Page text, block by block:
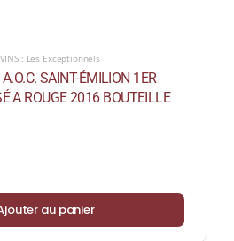
VINS : Les Exceptionnels
SAINT-ÉMILION 1ER
A ROUGE 2016 BOUTEILLE
au panier